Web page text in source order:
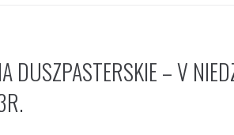
DUSZPASTERSKIE – V